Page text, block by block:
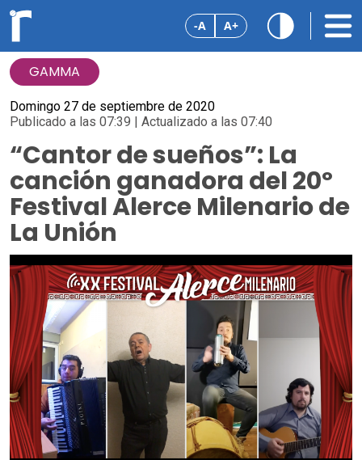
-A A+
GAMMA
Domingo 27 de septiembre de 2020
Publicado a las 07:39 | Actualizado a las 07:40
“Cantor de sueños”: La
canción ganadora del 20º
Festival Alerce Milenario de
La Unión